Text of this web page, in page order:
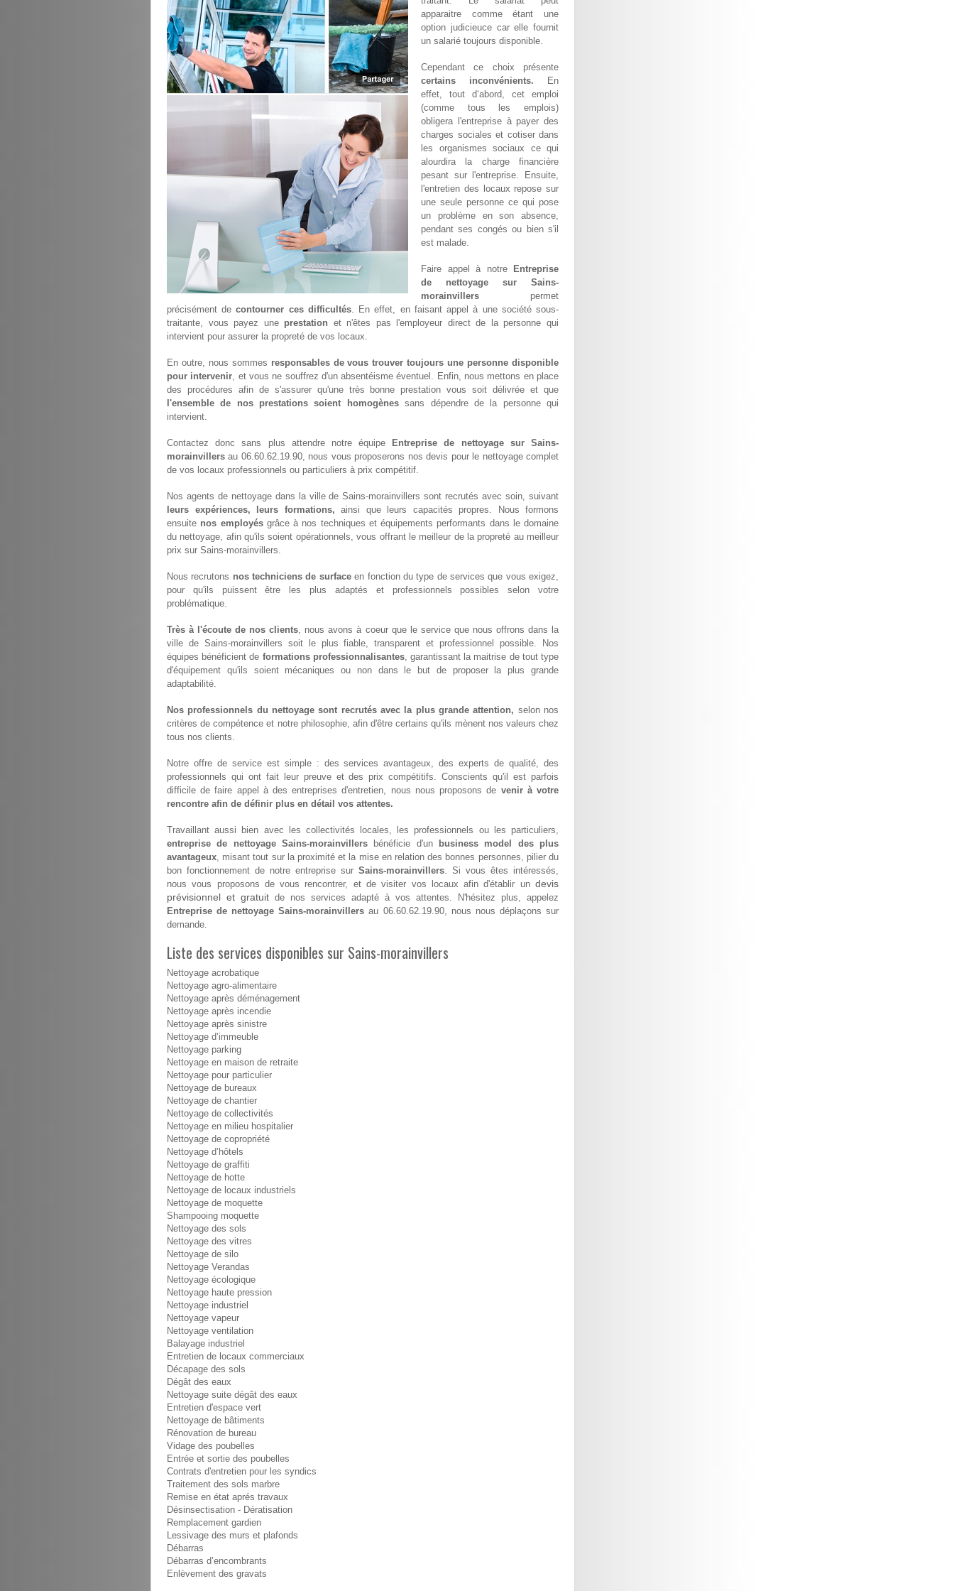
apparaitre comme étant une
option judicieuce car elle fournit
un salarié toujours disponible.
Cependant ce choix présente
certains inconvénients. En
effet, tout d‘abord, cet emploi
(comme tous les emplois)
obligera l'entreprise à payer des
charges sociales et cotiser dans
les organismes sociaux ce qui
alourdira la charge financière
pesant sur l'entreprise. Ensuite,
l'entretien des locaux repose sur
une seule personne ce qui pose
un problème en son absence,
pendant ses congés ou bien s'il
est malade.
Faire appel à notre
Entreprise
de nettoyage sur Sains-
morainvillers permet
précisément decontourner ces difficultés. En effet, en faisant appel à une société sous-
traitante, vous payez une prestation et n'êtes pas l'employeur direct de la personne qui
intervient pour assurer la propreté de vos locaux.
En outre, nous sommes responsables de vous trouver toujours une personne disponible
pour intervenir, et vous ne souffrez d'un absentéisme éventuel. Enfin, nous mettons en place
des procédures afin de s'assurer qu'une très bonne prestation vous soit délivrée et que
l'ensemble de nos prestations soient homogènessans dépendre de la personne qui
intervient.
Contactez donc sans plus attendre notre équipe
Entreprise de nettoyage sur Sains-
morainvillers au 06.60.62.19.90, nous vous proposerons nos devis pour le nettoyage complet
de vos locaux professionnels ou particuliers à prix compétitif.
Nos agents de nettoyage dans la ville de Sains-morainvillers sont recrutés avec soin, suivant
leurs expériences, leurs formations, ainsi que leurs capacités propres. Nous formons
ensuite nos employésgrâce à nos techniques et équipements performants dans le domaine
du nettoyage, afin qu'ils soient opérationnels, vous offrant le meilleur de la propreté au meilleur
prix sur Sains-morainvillers.
Nous recrutons nos techniciens de surfaceen fonction du type de services que vous exigez,
pour qu'ils puissent être les plus adaptés et professionnels possibles selon votre
problématique.
Très à l'écoute de nos clients, nous avons à coeur que le service que nous offrons dans la
ville de Sains-morainvillers soit le plus fiable, transparent et professionnel possible. Nos
équipes bénéficient de formations professionnalisantes, garantissant la maitrise de tout type
d'équipement qu'ils soient mécaniques ou non dans le but de proposer la plus grande
adaptabilité.
Nos professionnels du nettoyage sont recrutés avec la plus grande attention, selon nos
critères de compétence et notre philosophie, afin d'être certains qu'ils mènent nos valeurs chez
tous nos clients.
Notre offre de service est simple : des services avantageux, des experts de qualité, des
professionnels qui ont fait leur preuve et des prix compétitifs. Conscients qu'il est parfois
difficile de faire appel à des entreprises d'entretien, nous nous proposons de venir à votre
rencontre afin de définir plus en détail vos attentes.
Travaillant aussi bien avec les collectivités locales, les professionnels ou les particuliers,
entreprise de nettoyage Sains-morainvillers bénéficie d'un
business model des plus
avantageux, misant tout sur la proximité et la mise en relation des bonnes personnes, pilier du
bon fonctionnement de notre entreprise sur Sains-morainvillers. Si vous êtes intéressés,
nous vous proposons de vous rencontrer, et de visiter vos locaux afin d'établir un devis
prévisionnel et gratuit de nos services adapté à vos attentes. N'hésitez plus, appelez
Entreprise de nettoyage Sains-morainvillers au 06.60.62.19.90, nous nous déplaçons sur
demande.
Liste des services disponibles sur Sains-morainvillers
Nettoyage acrobatique
Nettoyage agro-alimentaire
Nettoyage après déménagement
Nettoyage après incendie
Nettoyage après sinistre
Nettoyage d’immeuble
Nettoyage parking
Nettoyage en maison de retraite
Nettoyage pour particulier
Nettoyage de bureaux
Nettoyage de chantier
Nettoyage de collectivités
Nettoyage en milieu hospitalier
Nettoyage de copropriété
Nettoyage d’hôtels
Nettoyage de graffiti
Nettoyage de hotte
Nettoyage de locaux industriels
Nettoyage de moquette
Shampooing moquette
Nettoyage des sols
Nettoyage des vitres
Nettoyage de silo
Nettoyage Verandas
Nettoyage écologique
Nettoyage haute pression
Nettoyage industriel
Nettoyage vapeur
Nettoyage ventilation
Balayage industriel
Entretien de locaux commerciaux
Décapage des sols
Dégât des eaux
Nettoyage suite dégât des eaux
Entretien d'espace vert
Nettoyage de bâtiments
Rénovation de bureau
Vidage des poubelles
Entrée et sortie des poubelles
Contrats d'entretien pour les syndics
Traitement des sols marbre
Remise en état aprés travaux
Désinsectisation - Dératisation
Remplacement gardien
Lessivage des murs et plafonds
Débarras
Débarras d’encombrants
Enlèvement des gravats